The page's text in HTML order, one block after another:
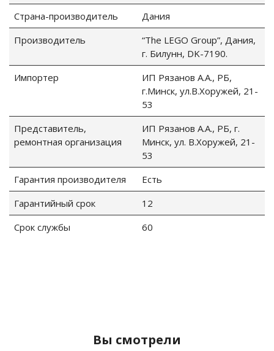
Страна-производитель
Дания
Производитель
“The LEGO Group”, Дания,
г. Билунн, DK-7190.
Импортер
ИП Рязанов А.А., РБ,
г.Минск, ул.В.Хоружей, 21-
53
Представитель,
ремонтная организация
ИП Рязанов А.А., РБ, г.
Минск, ул. В.Хоружей, 21-
53
Гарантия производителя
Есть
Гарантийный срок
12
Срок службы
60
Вы смотрели